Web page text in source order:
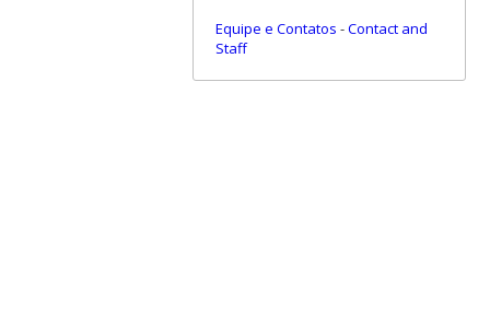
Equipe e Contatos -Contact and
Staff